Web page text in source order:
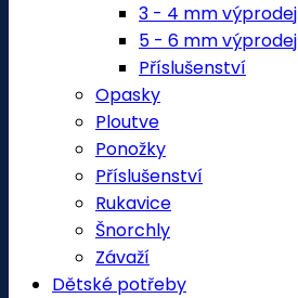
3 - 4 mm výprodej
5 - 6 mm výprodej
Příslušenství
Opasky
Ploutve
Ponožky
Příslušenství
Rukavice
Šnorchly
Závaží
Dětské potřeby